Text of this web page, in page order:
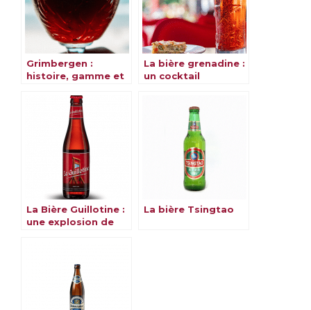
Grimbergen :
histoire, gamme et
La bière grenadine :
un cocktail
La Bière Guillotine :
une explosion de
La bière Tsingtao